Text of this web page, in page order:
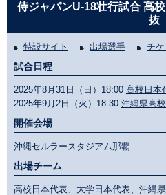
侍ジャパンU-18壮行試合 高
抜
特設サイト 出場選手 チケ
試合日程
2025年8月31日（日）18:00 高校日本
2025年9月2日（火）18:30 沖縄県高
開催会場
沖縄セルラースタジアム那覇
出場チーム
高校日本代表、大学日本代表、沖縄